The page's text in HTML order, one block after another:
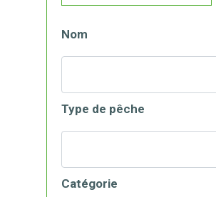
Nom
Type de pêche
Catégorie